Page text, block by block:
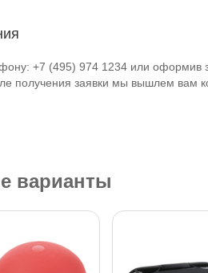
+7 (495) 974 1234 или оформив
получения заявки мы вышлем вам
варианты